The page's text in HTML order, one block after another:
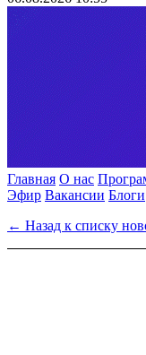
Главная О нас
Эфир Вакансии Блоги
← Назад к списку